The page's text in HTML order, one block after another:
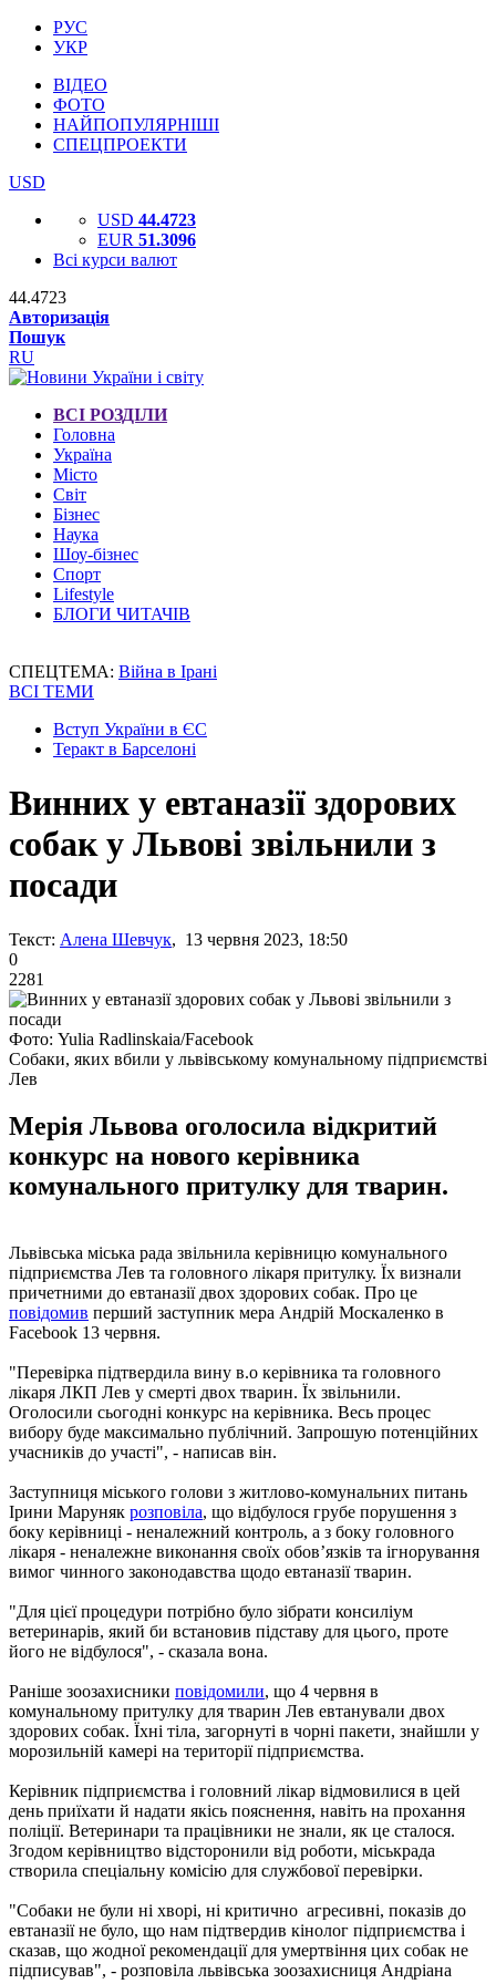
РУС
УКР
ВІДЕО
ФОТО
НАЙПОПУЛЯРНІШІ
СПЕЦПРОЕКТИ
USD
USD 44.4723
EUR 51.3096
Всі курси валют
44.4723
Авторизація
Пошук
RU
ВСІ РОЗДІЛИ
Головна
Україна
Місто
Світ
Бізнес
Наука
Шоу-бізнес
Спорт
Lifestyle
БЛОГИ ЧИТАЧІВ
СПЕЦТЕМА: Війна в Ірані
ВСІ ТЕМИ
Вступ України в ЄС
Теракт в Барселоні
Винних у евтаназії здорових
собак у Львові звільнили з
посади
Текст: Алена Шевчук, 13 червня 2023, 18:50
0
2281
Фото: Yulia Radlinskaia/Facebook
Собаки, яких вбили у львівському комунальному підприємстві
Лев
Мерія Львова оголосила відкритий
конкурс на нового керівника
комунального притулку для тварин.
Львівська міська рада звільнила керівницю комунального
підприємства Лев та головного лікаря притулку. Їх визнали
причетними до евтаназії двох здорових собак. Про це
повідомив перший заступник мера Андрій Москаленко в
Facebook 13 червня.
"Перевірка підтвердила вину в.о керівника та головного
лікаря ЛКП Лев у смерті двох тварин. Їх звільнили.
Оголосили сьогодні конкурс на керівника. Весь процес
вибору буде максимально публічний. Запрошую потенційних
учасників до участі", - написав він.
Заступниця міського голови з житлово-комунальних питань
Ірини Маруняк розповіла, що відбулося грубе порушення з
боку керівниці - неналежний контроль, а з боку головного
лікаря - неналежне виконання своїх обов’язків та ігнорування
вимог чинного законодавства щодо евтаназії тварин.
"Для цієї процедури потрібно було зібрати консиліум
ветеринарів, який би встановив підставу для цього, проте
його не відбулося", - сказала вона.
Раніше зоозахисники повідомили, що 4 червня в
комунальному притулку для тварин Лев евтанували двох
здорових собак. Їхні тіла, загорнуті в чорні пакети, знайшли у
морозильній камері на території підприємства.
Керівник підприємства і головний лікар відмовилися в цей
день приїхати й надати якісь пояснення, навіть на прохання
поліції. Ветеринари та працівники не знали, як це сталося.
Згодом керівництво відсторонили від роботи, міськрада
створила спеціальну комісію для службової перевірки.
"Собаки не були ні хворі, ні критично агресивні, показів до
евтаназії не було, що нам підтвердив кінолог підприємства і
сказав, що жодної рекомендації для умертвіння цих собак не
підписував", - розповіла львівська зоозахисниця Андріана